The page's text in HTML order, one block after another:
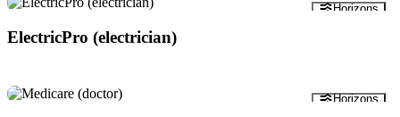
Horizons
ElectricPro (electrician)
Horizons